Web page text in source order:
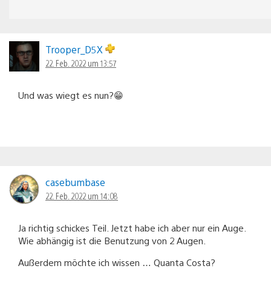
Trooper_D5X
22. Feb. 2022 um 13:57
Und was wiegt es nun?😁
casebumbase
22. Feb. 2022 um 14:08
Ja richtig schickes Teil. Jetzt habe ich aber nur ein Auge.
Wie abhängig ist die Benutzung von 2 Augen.
Außerdem möchte ich wissen … Quanta Costa?